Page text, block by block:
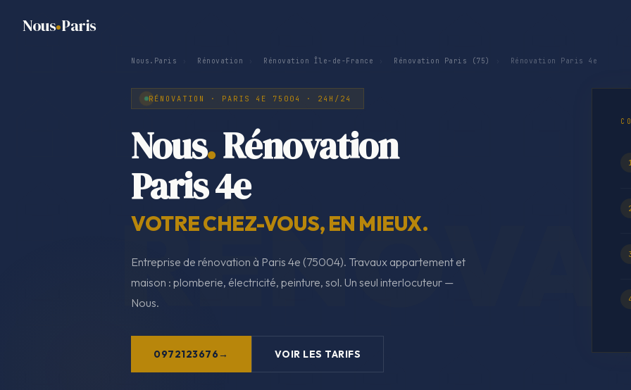
Nous Paris
Nous.Paris Rénovation Rénovation Île-de-France Rénovation Paris (75) Rénovation Paris 4e
RÉNOVATION · PARIS 4E 75004 · 24H/24
Nous.Rénovation
Paris 4e
VOTRE CHEZ-VOUS, EN MIEUX.
Entreprise de rénovation à Paris 4e (75004). Travaux appartement et
maison : plomberie, électricité, peinture, sol. Un seul interlocuteur —
Nous.
0972123676 VOIR LES TARIFS